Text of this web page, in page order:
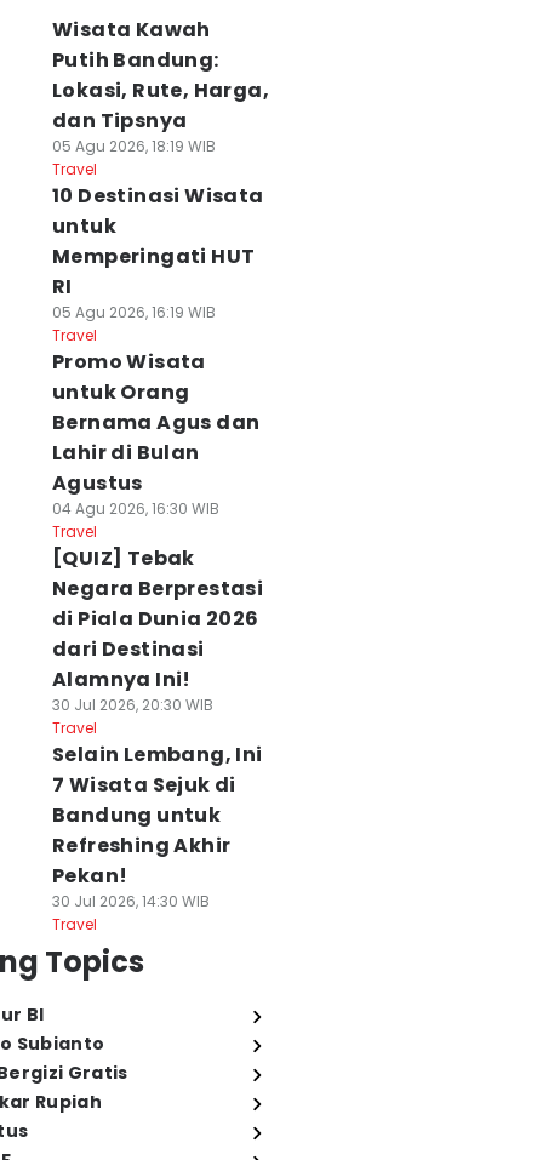
Wisata Kawah
Putih Bandung:
Lokasi, Rute, Harga,
dan Tipsnya
05 Agu 2026, 18:19 WIB
Travel
10 Destinasi Wisata
untuk
Memperingati HUT
RI
05 Agu 2026, 16:19 WIB
Travel
Promo Wisata
untuk Orang
Bernama Agus dan
Lahir di Bulan
Agustus
04 Agu 2026, 16:30 WIB
Travel
[QUIZ] Tebak
Negara Berprestasi
di Piala Dunia 2026
dari Destinasi
Alamnya Ini!
30 Jul 2026, 20:30 WIB
Travel
Selain Lembang, Ini
7 Wisata Sejuk di
Bandung untuk
Refreshing Akhir
Pekan!
30 Jul 2026, 14:30 WIB
Travel
Topics
BI
Subianto
Gratis
Rupiah